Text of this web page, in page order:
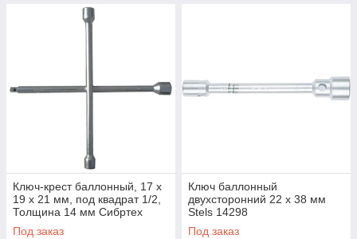
Ключ-крест баллонный, 17 х
19 х 21 мм, под квадрат 1/2,
Толщинa 14 мм Сибртех
14258
Под заказ
Ключ баллонный
двухсторонний 22 х 38 мм
Stels 14298
Под заказ